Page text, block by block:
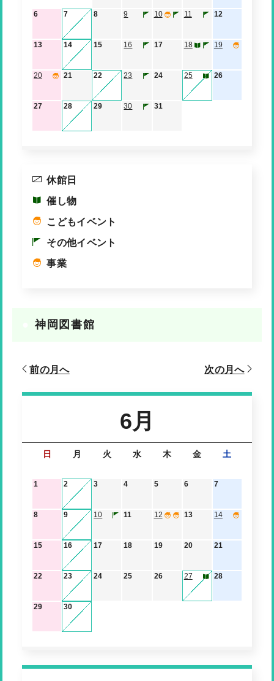
6 7 8 9 10 11 12
13 14 15 16 17 18 19
20 21 22 23 24 25 26
27 28 29 30 31
休館日
催し物
こどもイベント
その他イベント
事業
神岡図書館
前の月へ 次の月へ
6月
日 月 火 水 木 金 土
1 2 3 4 5 6 7
8 9 10 11 12 13 14
15 16 17 18 19 20 21
22 23 24 25 26 27 28
29 30